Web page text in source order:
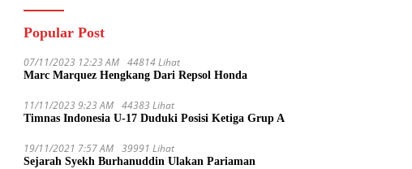
Popular Post
07/11/2023 12:23 AM 44814 Lihat
Marc Marquez Hengkang Dari Repsol Honda
11/11/2023 9:23 AM 44383 Lihat
Timnas Indonesia U-17 Duduki Posisi Ketiga Grup A
19/11/2021 7:57 AM 39991 Lihat
Sejarah Syekh Burhanuddin Ulakan Pariaman